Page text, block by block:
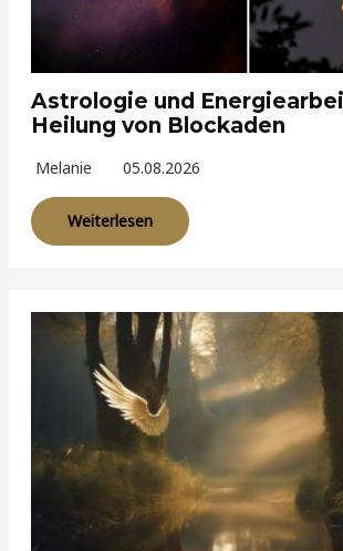
Astrologie und
Heilung von Blockaden
Melanie 05.08.2026
Weiterlesen